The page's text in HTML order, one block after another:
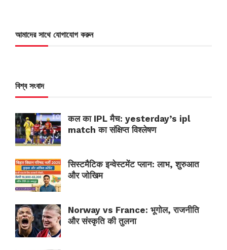
আমাদের সাথে যোগাযোগ করুন
বিশ্ব সংবাদ
कल का IPL मैच: yesterday’s ipl
match का संक्षिप्त विश्लेषण
सिस्टमैटिक इन्वेस्टमेंट प्लान: लाभ, शुरुआत
और जोखिम
Norway vs France: भूगोल, राजनीति
और संस्कृति की तुलना